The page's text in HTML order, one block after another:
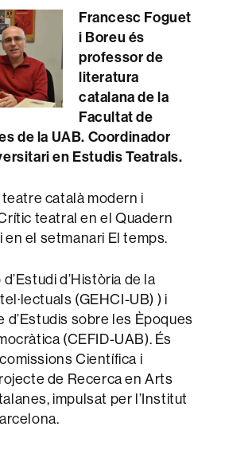
Francesc Foguet
i Boreu és
professor de
literatura
catalana de la
Facultat de
de la UAB. Coordinador
en Estudis Teatrals.
català modern i
teatral en el Quadern
en el setmanari El temps.
d’Història de la
(GEHCI-UB) ) i
d’Estudis sobre les Èpoques
(CEFID-UAB). És
Científica i
de Recerca en Arts
impulsat per l’Institut